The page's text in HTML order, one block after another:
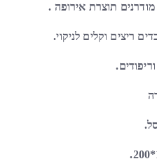
תוצרת אירופה .
ריצים וקלים לניקוי.